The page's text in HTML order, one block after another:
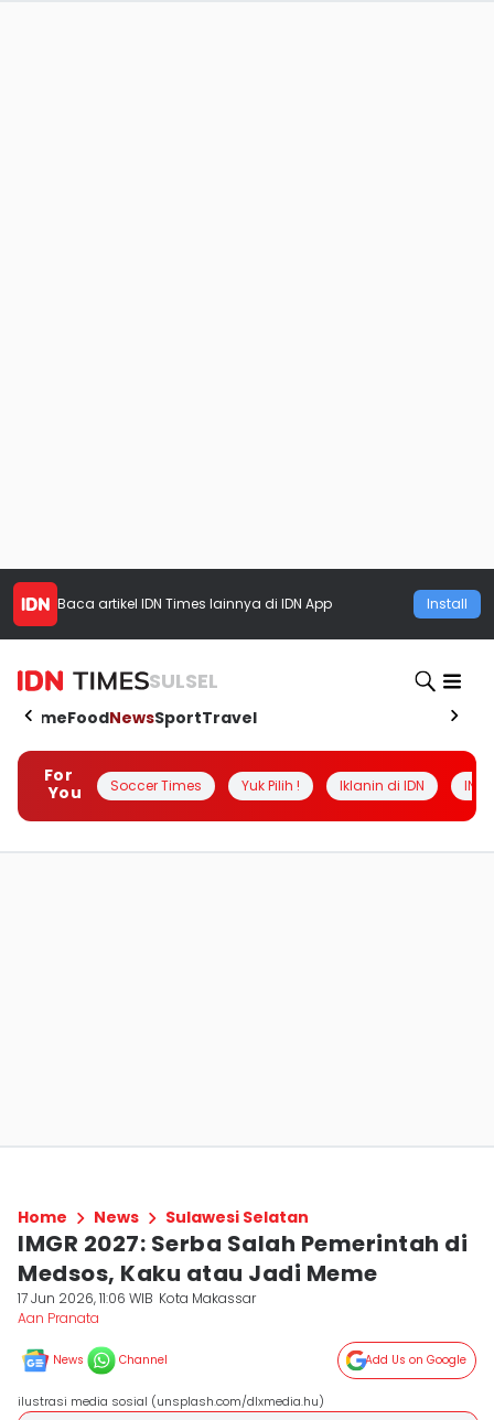
Baca artikel IDN Times lainnya di IDN App Install
SULSEL
HomeFoodNewsSportTravel
For
You
Soccer Times Yuk Pilih ! Iklanin di IDN
Home News Sulawesi Selatan
IMGR 2027: Serba Salah Pemerintah di
Medsos, Kaku atau Jadi Meme
17 Jun 2026, 11:06 WIB Kota Makassar
Aan Pranata
News Channel Add Us on Google
ilustrasi media sosial (unsplash.com/dlxmedia.hu)